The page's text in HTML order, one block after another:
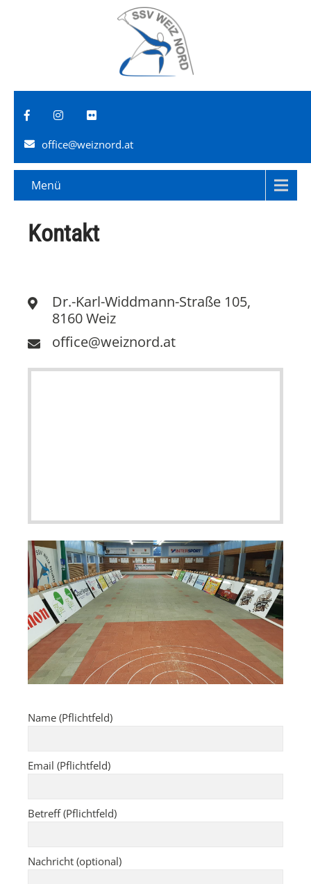
office@weiznord.at
Menü
Kontakt
Dr.-Karl-Widdmann-Straße 105,
8160 Weiz
office@weiznord.at
Name (Pflichtfeld)
Email (Pflichtfeld)
Betreff (Pflichtfeld)
Nachricht (optional)